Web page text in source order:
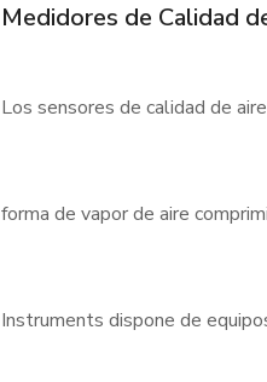
Medidores de Calidad
Los sensores de calidad de
forma de vapor de aire
Instruments dispone de